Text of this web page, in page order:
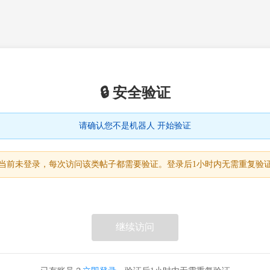
🔒 安全验证
请确认您不是机器人 开始验证
前未登录，每次访问该类帖子都需要验证。登录后1小时内无需重复验
继续访问